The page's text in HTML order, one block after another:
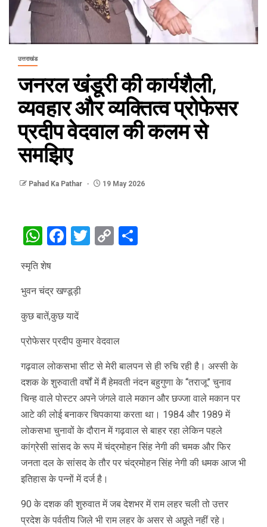
उत्तराखंड
जनरल खंडूरी की कार्यशैली,
व्यवहार और व्यक्तित्व प्रोफेसर
प्रदीप वेदवाल की कलम से
समझिए
Pahad Ka Pathar 19 May 2026
WhatsApp
Facebook
Twitter
Copy
स्मृति शेष
भुवन चंद्र खण्डूड़ी
कुछ बातें,कुछ यादें
प्रोफेसर प्रदीप कुमार वेदवाल
गढ़वाल लोकसभा सीट से मेरी बालपन से ही रुचि रही है। अस्सी के
दशक के शुरुवाती वर्षों में मैं हेमवती नंदन बहुगुणा के “तराजू” चुनाव
चिन्ह वाले पोस्टर अपने जंगले वाले मकान और छज्जा वाले मकान पर
आटे की लोई बनाकर चिपकाया करता था। 1984 और 1989 में
लोकसभा चुनावों के दौरान में गढ़वाल से बाहर रहा लेकिन पहले
कांग्रेसी सांसद के रूप में चंद्रमोहन सिंह नेगी की चमक और फिर
जनता दल के सांसद के तौर पर चंद्रमोहन सिंह नेगी की धमक आज भी
इतिहास के पन्नों में दर्ज है।
90 के दशक की शुरुवात में जब देशभर में राम लहर चली तो उत्तर
प्रदेश के पर्वतीय जिले भी राम लहर के असर से अछूते नहीं रहे।